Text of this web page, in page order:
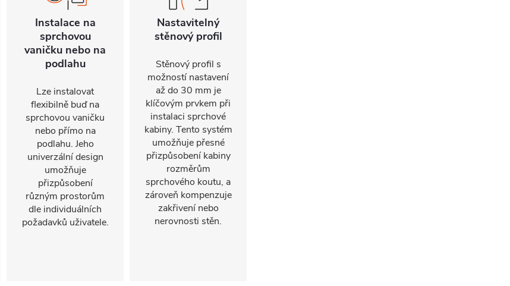
Instalace na
sprchovou
vaničku nebo na
podlahu
Lze instalovat
flexibilně buď na
sprchovou vaničku
nebo přímo na
podlahu. Jeho
univerzální design
umožňuje
přizpůsobení
různým prostorům
dle individuálních
požadavků uživatele.
Nastavitelný
stěnový profil
Stěnový profil s
možností nastavení
až do 30 mm je
klíčovým prvkem při
instalaci sprchové
kabiny. Tento systém
umožňuje přesné
přizpůsobení kabiny
rozměrům
sprchového koutu, a
zároveň kompenzuje
zakřivení nebo
nerovnosti stěn.